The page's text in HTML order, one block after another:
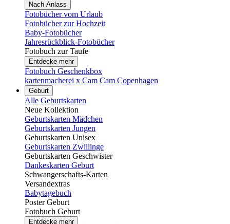
Nach Anlass
Fotobücher vom Urlaub
Fotobücher zur Hochzeit
Baby-Fotobücher
Jahresrückblick-Fotobücher
Fotobuch zur Taufe
Entdecke mehr
Fotobuch Geschenkbox
kartenmacherei x Cam Cam Copenhagen
Geburt
Alle Geburtskarten
Neue Kollektion
Geburtskarten Mädchen
Geburtskarten Jungen
Geburtskarten Unisex
Geburtskarten Zwillinge
Geburtskarten Geschwister
Dankeskarten Geburt
Schwangerschafts-Karten
Versandextras
Babytagebuch
Poster Geburt
Fotobuch Geburt
Entdecke mehr